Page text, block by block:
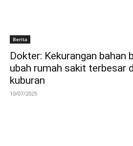
Berita
Dokter: Kekurangan bahan
ubah rumah sakit terbesar
kuburan
10/07/2025